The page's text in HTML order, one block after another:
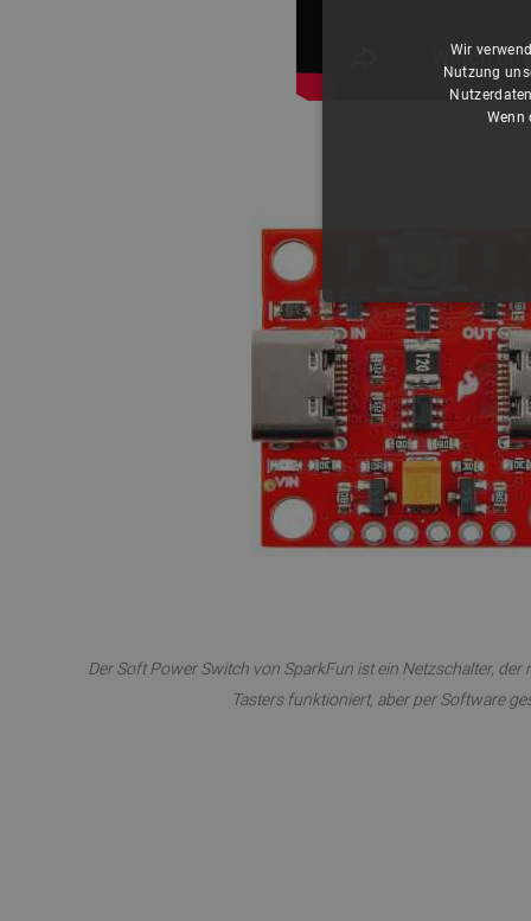
Der Soft Power Switch von SparkFun ist ein Netzschalter, der
Tasters funktioniert, aber per Software
Wir
Nutzung
Wenn
Unbedingt erforderliche
die unbedingt erforderlichen
Name
critAccountId